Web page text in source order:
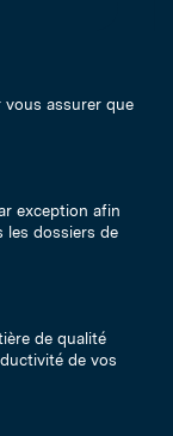
assurer que
exception afin
les dossiers de
de qualité
de vos